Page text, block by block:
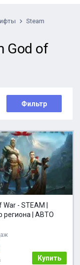
Steam
God of
Фильтр
War - STEAM |
региона | АВТО
Купить